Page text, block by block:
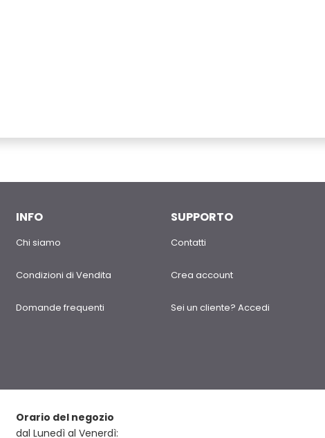
INFO
Chi siamo
Condizioni di Vendita
Domande frequenti
SUPPORTO
Contatti
Crea account
Sei un cliente? Accedi
Orario del negozio
dal Lunedì al Venerdì: